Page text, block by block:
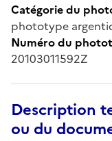
Catégorie du
phototype
Numéro du
20103011592Z
Description
ou du